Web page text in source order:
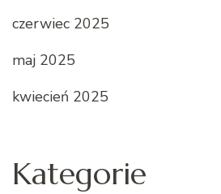
czerwiec 2025
maj 2025
kwiecień 2025
Kategorie